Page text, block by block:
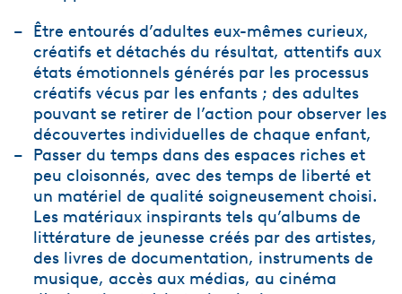
Être entourés d’adultes eux-mêmes curieux,
créatifs et détachés du résultat, attentifs aux
états émotionnels générés par les processus
créatifs vécus par les enfants ; des adultes
pouvant se retirer de l’action pour observer les
découvertes individuelles de chaque enfant,
Passer du temps dans des espaces riches et
peu cloisonnés, avec des temps de liberté et
un matériel de qualité soigneusement choisi.
Les matériaux inspirants tels qu’albums de
littérature de jeunesse créés par des artistes,
des livres de documentation, instruments de
musique, accès aux médias, au cinéma